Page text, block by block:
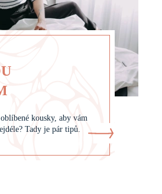
kousky, aby vám
Tady je pár tipů.